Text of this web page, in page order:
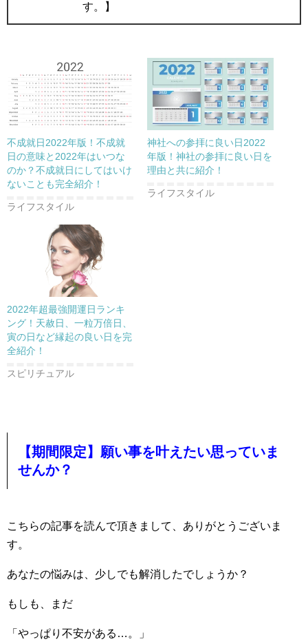
す。】
不成就日2022年版！不成就
日の意味と2022年はいつな
のか？不成就日にしてはいけ
ないことも完全紹介！
ライフスタイル
神社への参拝に良い日2022
年版！神社の参拝に良い日を
理由と共に紹介！
ライフスタイル
2022年超最強開運日ランキ
ング！天赦日、一粒万倍日、
寅の日など縁起の良い日を完
全紹介！
スピリチュアル
【期間限定】願い事を叶えたい思っていま
せんか？
こちらの記事を読んで頂きまして、ありがとうございま
す。
あなたの悩みは、少しでも解消したでしょうか？
もしも、まだ
「やっぱり不安がある…。」